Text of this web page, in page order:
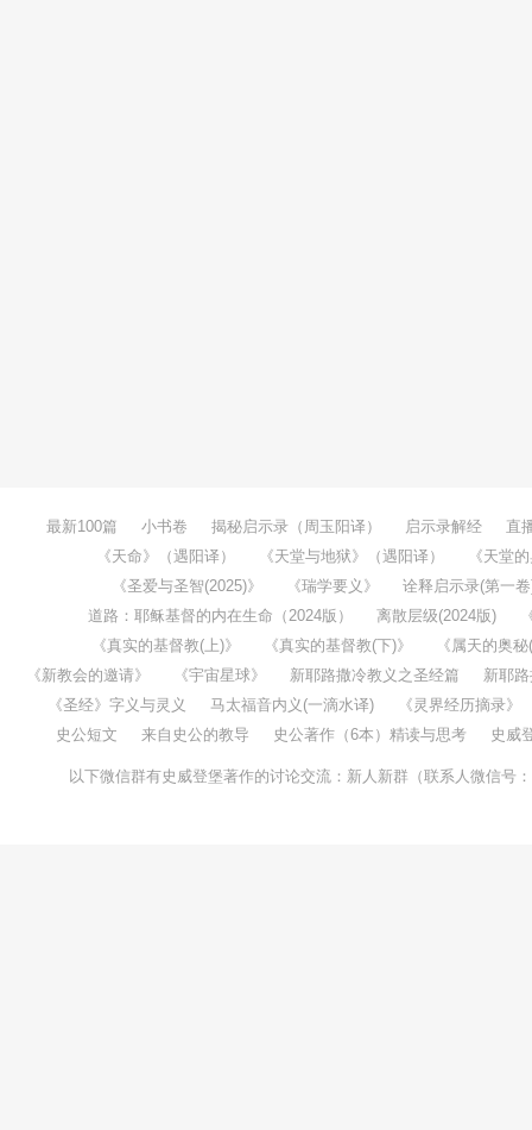
最新100篇 小书卷 揭秘启示录（周玉阳译） 启示录解经
直
《天命》（遇阳译）
《天堂与地狱》（遇阳译）
《天堂
《圣爱与圣智(2025)》
《瑞学要义》
诠释启示录(第一
道路：耶稣基督的内在生命（2024版）
离散层级(2024版)
《真实的基督教(上)》
《真实的基督教(下)》
《属天的奥
《新教会的邀请》
《宇宙星球》 新耶路撒冷教义之圣经篇
新耶
《圣经》字义与灵义
马太福音内义(一滴水译)
《灵界经历摘录》
史公短文
来自史公的教导 史公著作（6本）精读与思考 史威
以下微信群有史威登堡著作的讨论交流：新人新群（联系人微信号：